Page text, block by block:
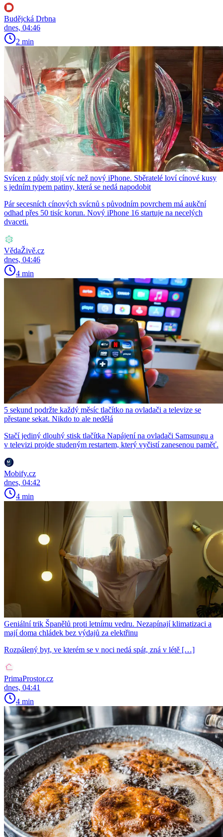
Budějcká Drbna
dnes, 04:46
2 min
Svícen z půdy stojí víc než nový iPhone. Sběratelé loví cínové kusy
s jedním typem patiny, která se nedá napodobit
Pár secesních cínových svícnů s původním povrchem má aukční
odhad přes 50 tisíc korun. Nový iPhone 16 startuje na necelých
dvaceti.
VědaŽivě.cz
dnes, 04:46
4 min
5 sekund podržte každý měsíc tlačítko na ovladači a televize se
přestane sekat. Nikdo to ale nedělá
Stačí jediný dlouhý stisk tlačítka Napájení na ovladači Samsungu a
v televizi projde studeným restartem, který vyčistí zanesenou paměť.
Mobify.cz
dnes, 04:42
4 min
Geniální trik Španělů proti letnímu vedru. Nezapínají klimatizaci a
mají doma chládek bez výdajů za elektřinu
Rozpálený byt, ve kterém se v noci nedá spát, zná v létě […]
PrimaProstor.cz
dnes, 04:41
4 min